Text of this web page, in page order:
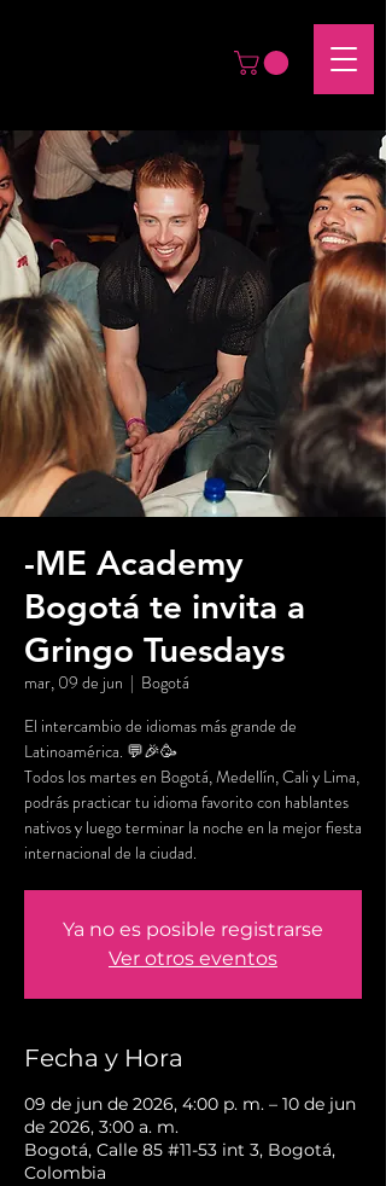
-ME Academy
Bogotá te invita a
Gringo Tuesdays
mar, 09 de jun
  |
Bogotá
El intercambio de idiomas más grande de
Latinoamérica. 💬🎉🥳
Todos los martes en Bogotá, Medellín, Cali y Lima,
podrás practicar tu idioma favorito con hablantes
nativos y luego terminar la noche en la mejor fiesta
internacional de la ciudad.
Ya no es posible registrarse
Ver otros eventos
Fecha y Hora
09 de jun de 2026, 4:00 p. m. – 10 de jun
de 2026, 3:00 a. m.
Bogotá, Calle 85 #11-53 int 3, Bogotá,
Colombia